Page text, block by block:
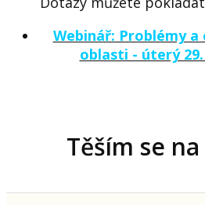
Webinář: Problémy
oblasti - úterý 29.
Těším se na